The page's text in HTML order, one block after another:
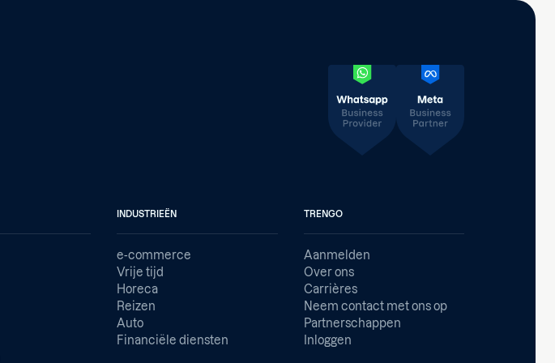
INDUSTRIEËN
e-commerce
Vrije tijd
Horeca
Reizen
Auto
Financiële diensten
TRENGO
Aanmelden
Over ons
Carrières
Neem contact met ons op
Partnerschappen
Inloggen